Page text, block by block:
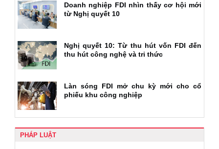
Doanh nghiệp FDI nhìn thấy cơ hội mới
từ Nghị quyết 10
Nghị quyết 10: Từ thu hút vốn FDI đến
thu hút công nghệ và tri thức
Làn sóng FDI mở chu kỳ mới cho cổ
phiếu khu công nghiệp
PHÁP LUẬT